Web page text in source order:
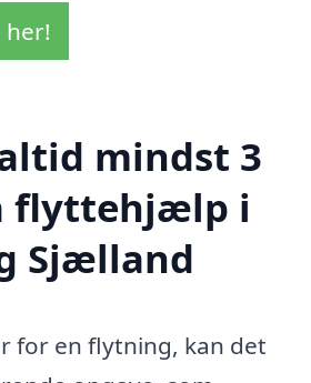
mindst 3
flyttehjælp i
Sjælland
for en flytning, kan det